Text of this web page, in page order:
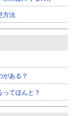
方法
がある？
ってほんと？